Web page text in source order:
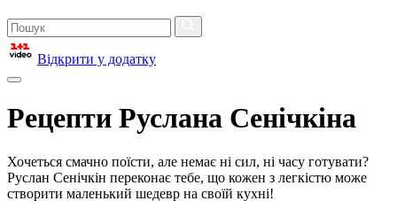
Відкрити у додатку
Рецепти Руслана Сенічкіна
Хочеться смачно поїсти, але немає ні сил, ні часу готувати?
Руслан Сенічкін переконає тебе, що кожен з легкістю може
створити маленький шедевр на своїй кухні!